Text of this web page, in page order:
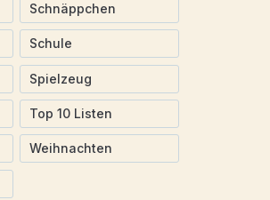
Schnäppchen
Schule
Spielzeug
Top 10 Listen
Weihnachten